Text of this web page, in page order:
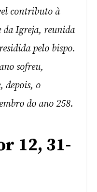
contributo à
da Igreja, reunida
pelo bispo.
sofreu,
depois, o
do ano 258.
12, 31-